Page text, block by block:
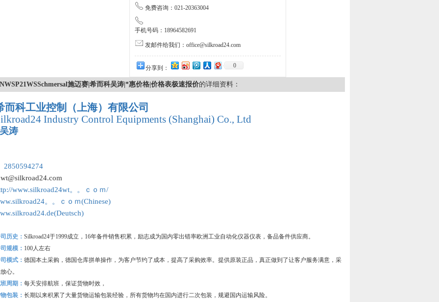
免费咨询：021-20363004
手机号码：18964582691
发邮件给我们：office@silkroad24.com
分享到： 0
NWSP21WSSchmersal施迈赛|希而科吴涛|*惠价格|价格表极速报价的详细资料：
而科工业控制（上海）有限公司
Industry Control Equipments (Shanghai) Co., Ltd
吴涛
2850594274
wt@silkroad24.com
www.silkroad24wt。。ｃｏｍ/
。。ｃｏｍ(Chinese)
历史： Silkroad24于1999成立，16年备件销售积累，励志成为国内零出错率欧洲工业自动化仪器仪表，备品备件供应商。
规模： 100人左右
模式： 德国本土采购，德国仓库拼单操作，为客户节约了成本，提高了采购效率。提供原装正品，真正做到了让客户服务满意，采
心。
周期： 每天安排航班，保证货物时效，
包装： 长期以来积累了大量货物运输包装经验，所有货物均在国内进行二次包装，规避国内运输风险。